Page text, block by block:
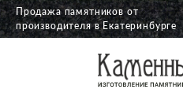
О КОМПАНИИ
Продажа памятников от
производителя в Екатеринбурге